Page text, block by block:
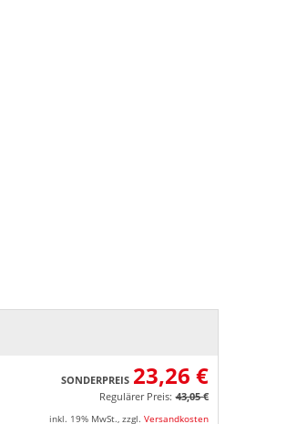
SONDERPREIS 23,26 €
Regulärer Preis: 43,05 €
inkl. 19% MwSt. zzgl. Versandkosten